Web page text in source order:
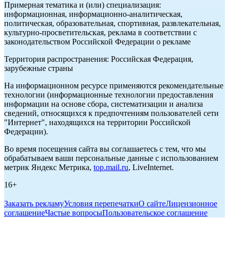
Примерная тематика и (или) специализация:
информационная, информационно-аналитическая,
политическая, образовательная, спортивная, развлекательная,
культурно-просветительская, реклама в соответствии с
законодательством Российской Федерации о рекламе
Территория распространения: Российская Федерация,
зарубежные страны
На информационном ресурсе применяются рекомендательные
технологии (информационные технологии предоставления
информации на основе сбора, систематизации и анализа
сведений, относящихся к предпочтениям пользователей сети
"Интернет", находящихся на территории Российской
Федерации).
Во время посещения сайта вы соглашаетесь с тем, что мы
обрабатываем ваши персональные данные с использованием
метрик Яндекс Метрика, top.mail.ru, LiveInternet.
16+
Заказать рекламуУсловия перепечаткиО сайтеЛицензионное
соглашениеЧастые вопросыПользовательское соглашение